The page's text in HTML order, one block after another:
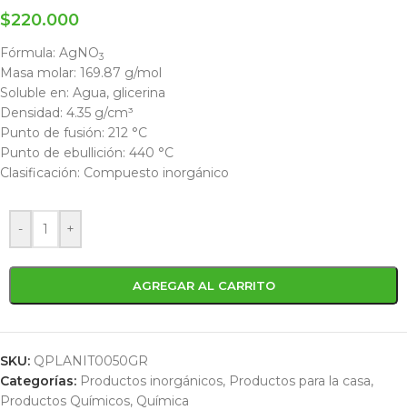
$220.000
Fórmula: AgNO3
Masa molar: 169.87 g/mol
Soluble en: Agua, glicerina
Densidad: 4.35 g/cm³
Punto de fusión: 212 °C
Punto de ebullición: 440 °C
Clasificación: Compuesto inorgánico
- +
AGREGAR AL CARRITO
SKU: QPLANIT0050GR
Categorías: Productos inorgánicos, Productos para la casa,
Productos Químicos, Química